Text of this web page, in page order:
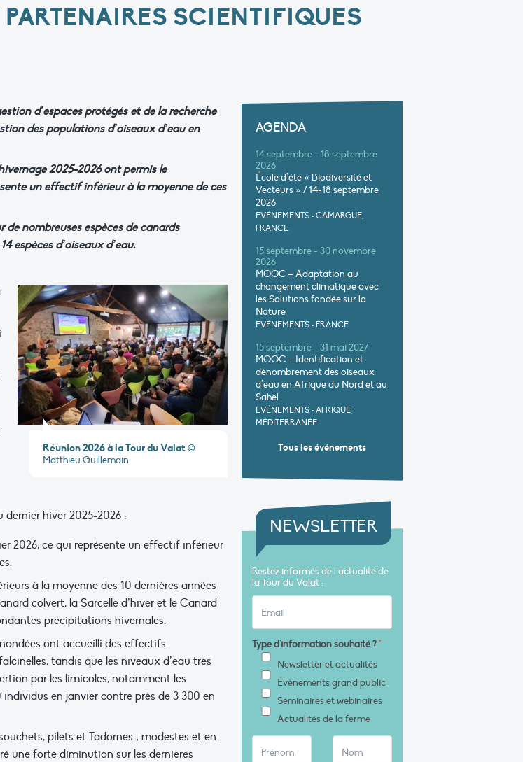
PARTENAIRES SCIENTIFIQUES
d’espaces protégés et de la recherche
des populations d’oiseaux d’eau en
2025-2026 ont permis le
un effectif inférieur à la moyenne de ces
nombreuses espèces de canards
espèces d’oiseaux d’eau.
Réunion 2026 à la Tour du Valat©
Matthieu Guillemain
dernier hiver 2025-2026 :
2026, ce qui représente un effectif inférieur
à la moyenne des 10 dernières années
colvert, la Sarcelle d’hiver et le Canard
précipitations hivernales.
ont accueilli des effectifs
tandis que les niveaux d’eau très
par les limicoles, notamment les
en janvier contre près de 3 300 en
pilets et Tadornes ; modestes et en
une forte diminution sur les dernières
AGENDA
14 septembre - 18 septembre
2026
École d’été « Biodiversité et
Vecteurs » / 14-18 septembre
2026
EVÉNEMENTS • CAMARGUE,
FRANCE
15 septembre - 30 novembre
2026
MOOC – Adaptation au
changement climatique avec
les Solutions fondée sur la
Nature
EVÉNEMENTS • FRANCE
15 septembre - 31 mai 2027
MOOC – Identification et
dénombrement des oiseaux
d’eau en Afrique du Nord et au
Sahel
EVÉNEMENTS • AFRIQUE,
MÉDITERRANÉE
Tous les événements
NEWSLETTER
Restez informés de l’actualité de
la Tour du Valat :
Type d'information souhaité ?*
Newsletter et actualités
Évènements grand public
Séminaires et webinaires
Actualités de la ferme